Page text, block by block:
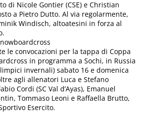
di Nicole Gontier (CSE) e Christian
a Pietro Dutto. Al via regolarmente,
Windisch, altoatesini in forza al
le convocazioni per la tappa di Coppa
in programma a Sochi, in Russia
invernali) sabato 16 e domenica
agli allenatori Luca e Stefano
Cordi (SC Val d’Ayas), Emanuel
Tommaso Leoni e Raffaella Brutto,
Esercito.